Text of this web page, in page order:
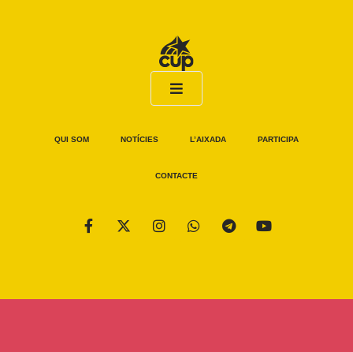
QUI SOM NOTÍCIES L’AIXADA PARTICIPA
CONTACTE